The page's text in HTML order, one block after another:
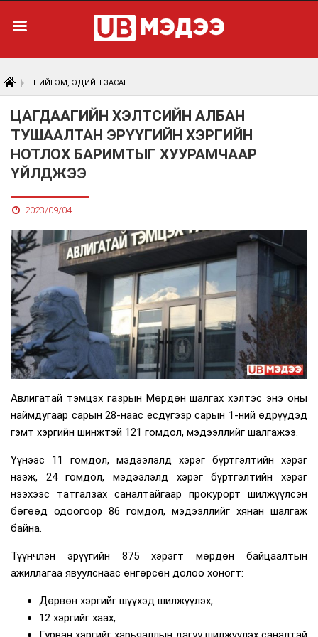
НИЙГЭМ, ЭДИЙН ЗАСАГ
ЦАГДААГИЙН ХЭЛТСИЙН АЛБАН
ТУШААЛТАН ЭРҮҮГИЙН ХЭРГИЙН
НОТЛОХ БАРИМТЫГ ХУУРАМЧААР
ҮЙЛДЖЭЭ
2023/09/04
Авлигатай тэмцэх газрын Мөрдөн шалгах хэлтэс энэ оны
наймдугаар сарын 28-наас есдүгээр сарын 1-ний өдрүүдэд
гэмт хэргийн шинжтэй 121 гомдол, мэдээллийг шалгажээ.
Үүнээс 11 гомдол, мэдээлэлд хэрэг бүртгэлтийн хэрэг
нээж, 24 гомдол, мэдээлэлд хэрэг бүртгэлтийн хэрэг
нээхээс татгалзах саналтайгаар прокурорт шилжүүлсэн
бөгөөд одоогоор 86 гомдол, мэдээллийг хянан шалгаж
байна.
Түүнчлэн эрүүгийн 875 хэрэгт мөрдөн байцаалтын
ажиллагаа явуулснаас өнгөрсөн долоо хоногт:
Дөрвөн хэргийг шүүхэд шилжүүлэх,
12 хэргийг хаах,